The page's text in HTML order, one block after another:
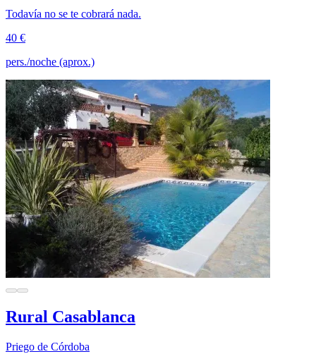
Todavía no se te cobrará nada.
40 €
pers./noche (aprox.)
Rural Casablanca
Priego de Córdoba